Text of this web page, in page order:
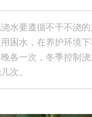
水要遵循不干不浇
困水，在养护环境
各一次，冬季控制
次。